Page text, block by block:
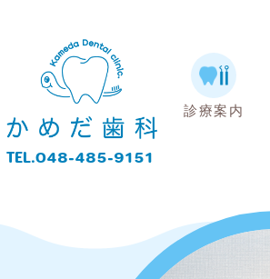
TEL.048-485-9151
診療案内